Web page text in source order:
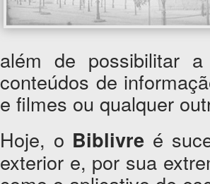
além de possibilitar
conteúdos de
e filmes ou qualquer
Hoje, o Biblivre é
exterior e, por sua